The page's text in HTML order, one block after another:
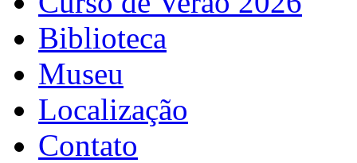
Biblioteca
Museu
Localização
Contato